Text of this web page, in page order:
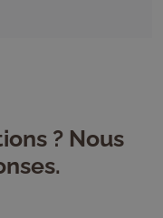
? Nous